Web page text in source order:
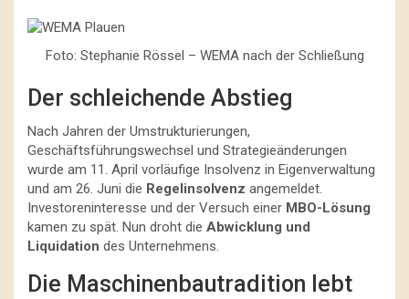
Foto: Stephanie Rössel – WEMA nach der Schließung
Der schleichende Abstieg
Nach Jahren der Umstrukturierungen,
Geschäftsführungswechsel und Strategieänderungen
wurde am 11. April vorläufige Insolvenz in Eigenverwaltung
und am 26. Juni die Regelinsolvenz angemeldet.
Investoreninteresse und der Versuch einer MBO-Lösung
kamen zu spät. Nun droht die Abwicklung und
Liquidation des Unternehmens.
Die Maschinenbautradition lebt